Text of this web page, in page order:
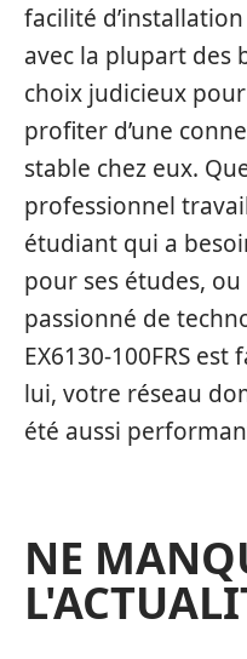
facilité
avec la plupart des
choix judicieux
profiter d’une
stable chez eux.
professionnel
étudiant qui a
pour ses études,
passionné de
EX6130-100FRS
lui, votre réseau
été aussi
NE